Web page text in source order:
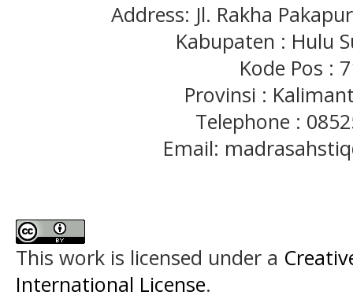
Address: Jl. Rakha
Kabupaten : Hulu
Kode Pos :
Provinsi :
Telephone :
Email:
This work is licensed under a
International License.